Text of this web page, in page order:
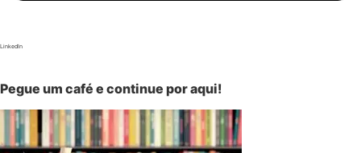
LinkedIn
Pegue um café e continue por aqui!